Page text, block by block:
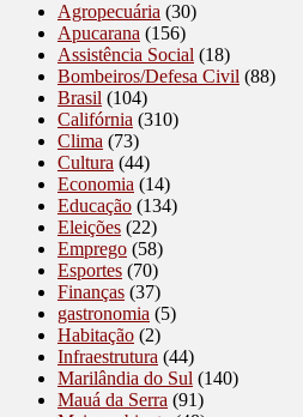
Agropecuária (30)
Apucarana (156)
Assistência Social (18)
Bombeiros/Defesa Civil (88)
Brasil (104)
Califórnia (310)
Clima (73)
Cultura (44)
Economia (14)
Educação (134)
Eleições (22)
Emprego (58)
Esportes (70)
Finanças (37)
gastronomia (5)
Habitação (2)
Infraestrutura (44)
Marilândia do Sul (140)
Mauá da Serra (91)